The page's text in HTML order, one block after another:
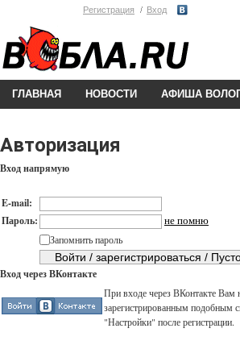
Регистрация Вход
ГЛАВНАЯ НОВОСТИ АФИША
Авторизация
Вход напрямую
E-mail:
Пароль:
не помню
Запомнить пароль
Вход через ВКонтакте
При входе через ВКонтакте Вам
зарегистрированным подобным
"Настройки" после регистрации.